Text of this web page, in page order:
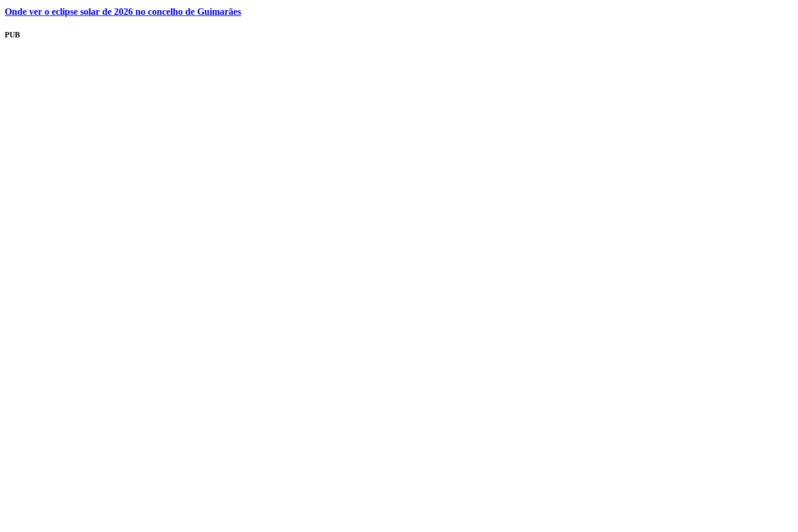
Onde ver o eclipse solar de 2026 no concelho de Guimarães
PUB